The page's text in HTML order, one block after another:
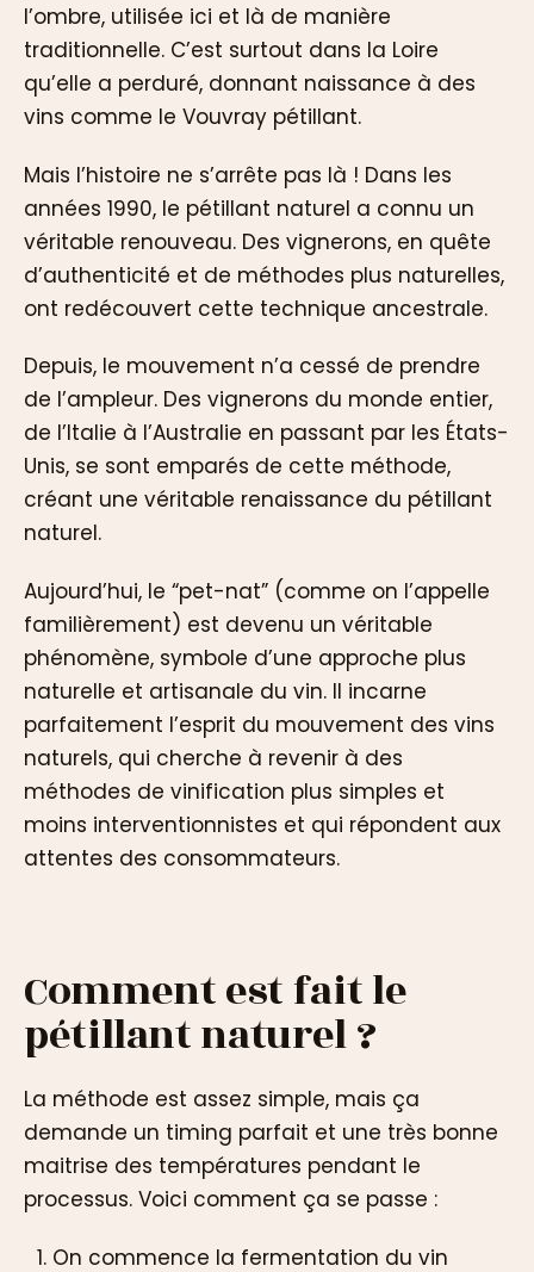
l’ombre, utilisée ici et là de manière
traditionnelle. C’est surtout dans la Loire
qu’elle a perduré, donnant naissance à des
vins comme le Vouvray pétillant.
Mais l’histoire ne s’arrête pas là ! Dans les
années 1990, le pétillant naturel a connu un
véritable renouveau. Des vignerons, en quête
d’authenticité et de méthodes plus naturelles,
ont redécouvert cette technique ancestrale.
Depuis, le mouvement n’a cessé de prendre
de l’ampleur. Des vignerons du monde entier,
de l’Italie à l’Australie en passant par les États-
Unis, se sont emparés de cette méthode,
créant une véritable renaissance du pétillant
naturel.
Aujourd’hui, le “pet-nat” (comme on l’appelle
familièrement) est devenu un véritable
phénomène, symbole d’une approche plus
naturelle et artisanale du vin. Il incarne
parfaitement l’esprit du mouvement des vins
naturels, qui cherche à revenir à des
méthodes de vinification plus simples et
moins interventionnistes et qui répondent aux
attentes des consommateurs.
Comment est fait le
pétillant naturel ?
La méthode est assez simple, mais ça
demande un timing parfait et une très bonne
maitrise des températures pendant le
processus. Voici comment ça se passe :
On commence la fermentation du vin